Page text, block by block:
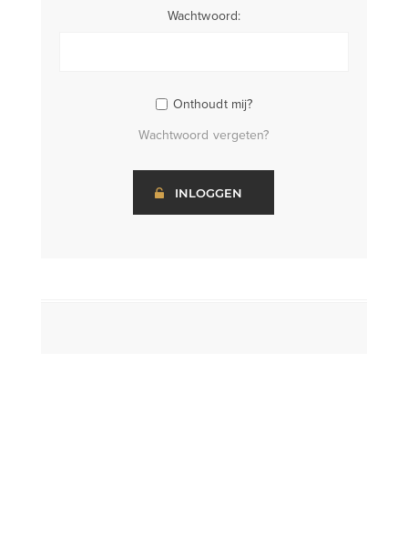
Wachtwoord:
Onthoudt mij?
Wachtwoord vergeten?
INLOGGEN